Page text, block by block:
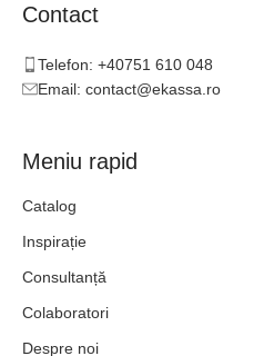
Contact
Telefon: +40751 610 048
Email: contact@ekassa.ro
Meniu rapid
Catalog
Inspirație
Consultanță
Colaboratori
Despre noi